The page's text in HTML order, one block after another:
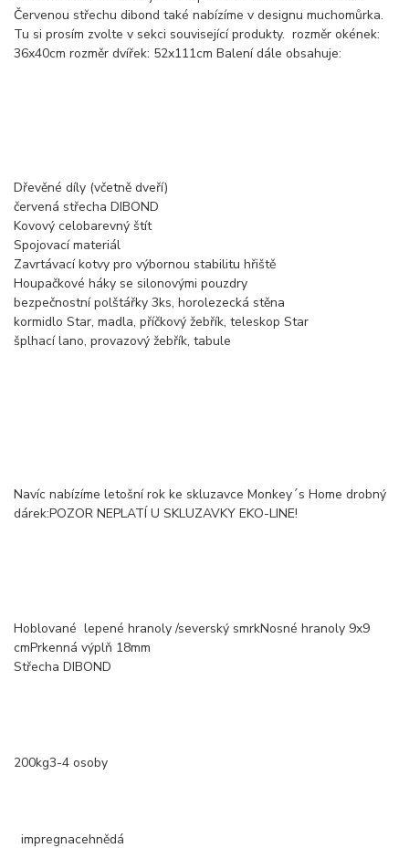
Červenou střechu dibond také nabízíme v designu muchomůrka.
Tu si prosím zvolte v sekci související produkty. rozměr okének:
36x40cm rozměr dvířek: 52x111cm Balení dále obsahuje:
Dřevěné díly (včetně dveří)
červená střecha DIBOND
Kovový celobarevný štít
Spojovací materiál
Zavrtávací kotvy pro výbornou stabilitu hřiště
Houpačkové háky se silonovými pouzdry
bezpečnostní polštářky 3ks, horolezecká stěna
kormidlo Star, madla, příčkový žebřík, teleskop Star
šplhací lano, provazový žebřík, tabule
Navíc nabízíme letošní rok ke skluzavce Monkey´s Home drobný
dárek:POZOR NEPLATÍ U SKLUZAVKY EKO-LINE!
Hoblované lepené hranoly /severský smrkNosné hranoly 9x9
cmPrkenná výplň 18mm
Střecha DIBOND
200kg3-4 osoby
impregnacehnědá